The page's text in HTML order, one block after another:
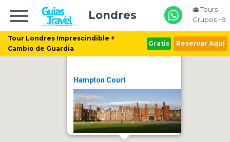
Tour Londres Imprescindible +
Cambio de Guardia
Gratis Reservar Aquí
Londres
Tours
Grupos +9
Hampton Court